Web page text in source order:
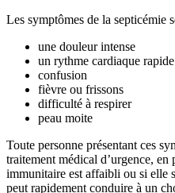
Les symptômes de la septicémie
une douleur intense
un rythme cardiaque
confusion
fièvre ou frissons
difficulté à respirer
peau moite
Toute personne présentant ces
traitement médical d’urgence, en
immunitaire est affaibli ou si elle
peut rapidement conduire à un